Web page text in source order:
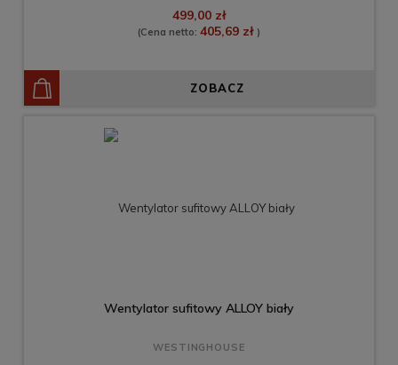
499,00 zł
(Cena netto: 405,69 zł )
ZOBACZ
Wentylator sufitowy ALLOY biały
WESTINGHOUSE